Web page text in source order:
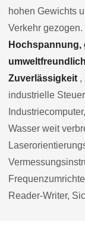
hohen Gewichts
Verkehr
Hochspannung,
Zuverlässigkeit ,
industrielle
Wasser weit
Reader-Writer,